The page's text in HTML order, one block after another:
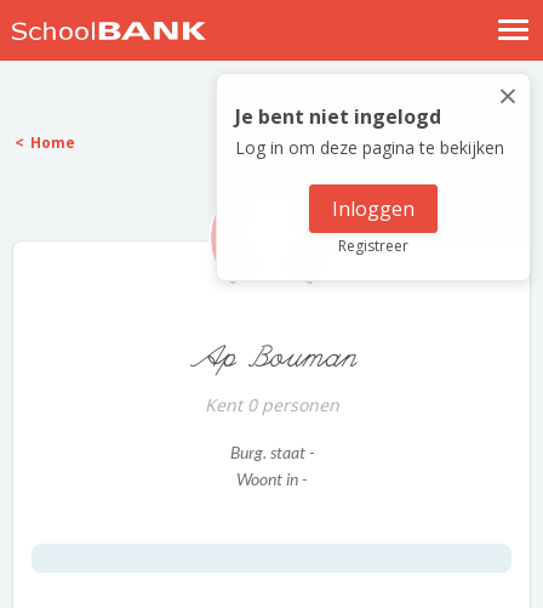
Nostalgische verhalen
Log in
Meld je gratis aan
×
Je bent niet ingelogd
Log in om deze pagina te bekijken
Inloggen
Registreer
Home
Ap Bouman
Kent 0 personen
Burg. staat -
Woont in -